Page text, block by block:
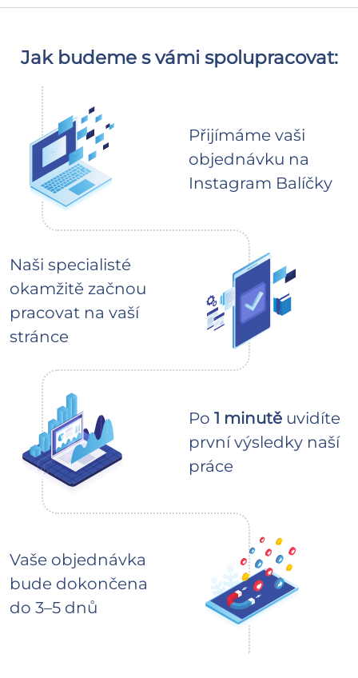
Jak budeme s vámi spolupracovat:
Přijímáme vaši
objednávku na
Instagram Balíčky
Naši specialisté
okamžitě začnou
pracovat na vaší
stránce
Po 1 minutě uvidíte
první výsledky naší
práce
Vaše objednávka
bude dokončena
do 3–5 dnů